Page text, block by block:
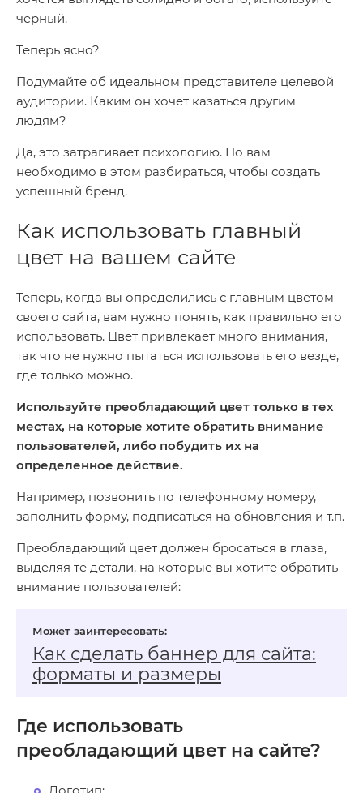
черный.
Теперь ясно?
Подумайте об идеальном представителе целевой
аудитории. Каким он хочет казаться другим
людям?
Да, это затрагивает психологию. Но вам
необходимо в этом разбираться, чтобы создать
успешный бренд.
Как использовать главный
цвет на вашем сайте
Теперь, когда вы определились с главным цветом
своего сайта, вам нужно понять, как правильно его
использовать. Цвет привлекает много внимания,
так что не нужно пытаться использовать его везде,
где только можно.
Используйте преобладающий цвет только в тех
местах, на которые хотите обратить внимание
пользователей, либо побудить их на
определенное действие.
Например, позвонить по телефонному номеру,
заполнить форму, подписаться на обновления и т.п.
Преобладающий цвет должен бросаться в глаза,
выделяя те детали, на которые вы хотите обратить
внимание пользователей:
Как сделать баннер для сайта:
форматы и размеры
Где использовать
преобладающий цвет на сайте?